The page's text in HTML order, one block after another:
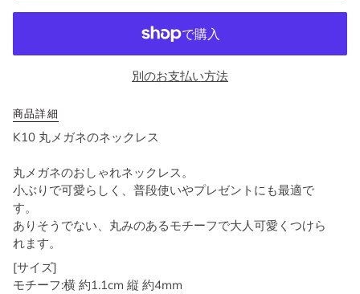
別のお支払い方法
商品詳細
K10 丸メガネのネックレス
丸メガネのおしゃれネックレス。
小ぶりで可愛らしく、普段使いやプレゼントにも最適で
す。
ありそうでない、丸みのあるモチーフで大人可愛くつけら
れます。
[サイズ]
モチーフ:横 約1.1cm 縦 約4mm